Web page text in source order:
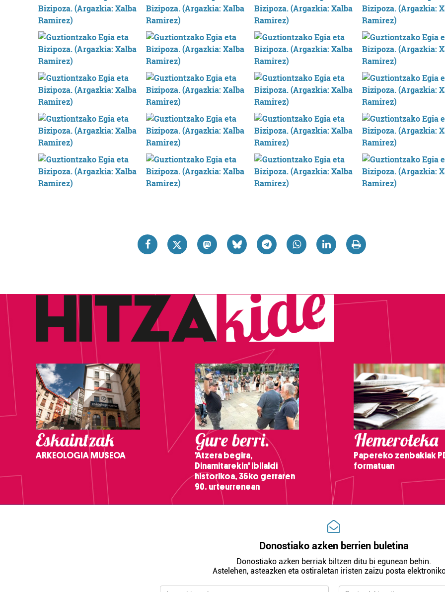
Eskaintzak
ARKEOLOGIA MUSEOA
Gure berri.
'Atzera begira,
Dinamitarekin' ibilaldi
historikoa, 36ko gerraren
90. urteurrenean
Hemeroteka
Papereko zenbakiak
formatuan
Donostiako azken berrien buletina
Donostiako azken berriak biltzen ditu bi egunean behin.
Astelehen, asteazken eta ostiraletan iristen zaizu posta